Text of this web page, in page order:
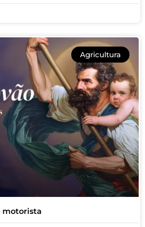
Agricultura
motorista